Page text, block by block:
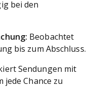
bei den
Beobachtet
bis zum Abschluss.
Sendungen mit
jede Chance zu